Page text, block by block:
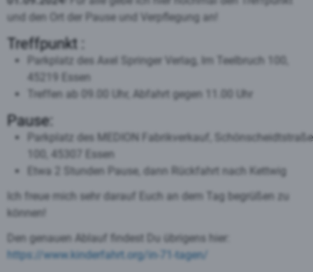
und den Ort der Pause und Verpflegung an!
Treffpunkt :
Parkplatz des Axel Springer Verlag, Im Teelbruch 100,
45219 Essen
Treffen ab 09.00 Uhr, Abfahrt gegen 11.00 Uhr
Pause:
Parkplatz des MEDION Fabrikverkauf, Schönscheidtstraße
100, 45307 Essen
Etwa 2 Stunden Pause, dann Rückfahrt nach Kettwig
Ich freue mich sehr darauf Euch an dem Tag begrüßen zu
können!
Den genauen Ablauf findest Du übrigens hier:
https://www.kinderfahrt.org/in-71-tagen/